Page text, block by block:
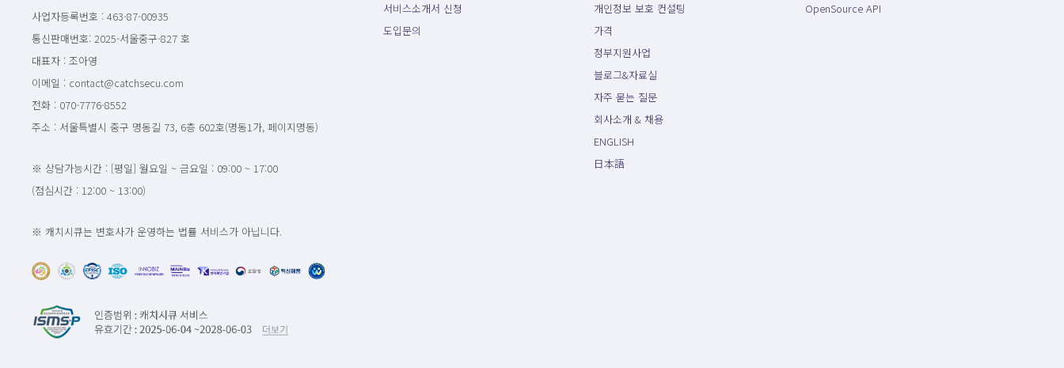
사업자등록번호 : 463-87-00935
통신판매번호: 2025-서울중구-827 호
대표자 : 조아영
이메일 : contact@catchsecu.com
전화 : 070-7776-8552
주소 : 서울특별시 중구 명동길 73, 6층 602호(명동1가, 페이지명동)
※ 상담가능시간 : [평일] 월요일 ~ 금요일 : 09:00 ~ 17:00
(점심시간 : 12:00 ~ 13:00)
※ 캐치시큐는 변호사가 운영하는 법률 서비스가 아닙니다.
서비스소개서 신청
도입문의
개인정보 보호 컨설팅
가격
정부지원사업
블로그&자료실
자주 묻는 질문
회사소개 & 채용
ENGLISH
日本語
OpenSource API